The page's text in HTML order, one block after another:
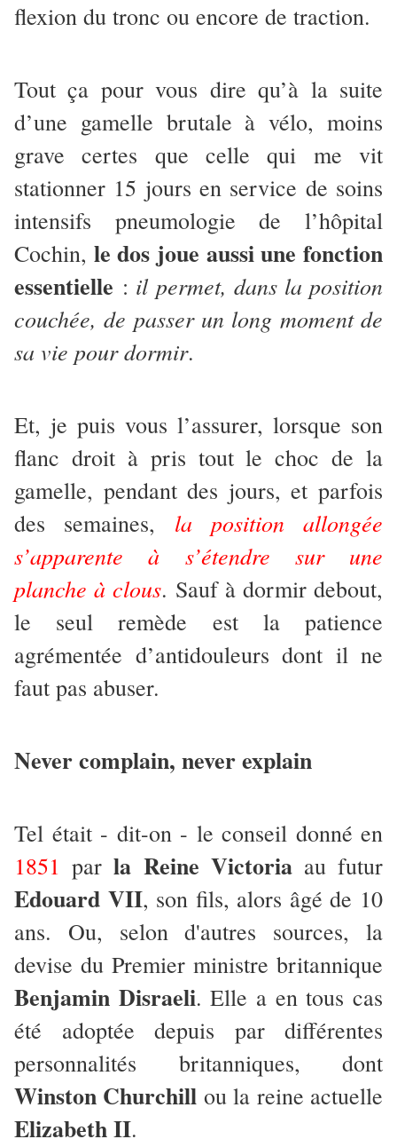
flexion du tronc ou encore de traction.
Tout ça pour vous dire qu’à la suite
d’une gamelle brutale à vélo, moins
grave certes que celle qui me vit
stationner 15 jours en service de soins
intensifs pneumologie de l’hôpital
Cochin, le dos joue aussi une fonction
essentielle : il permet, dans la position
couchée, de passer un long moment de
sa vie pour dormir.
Et, je puis vous l’assurer, lorsque son
flanc droit à pris tout le choc de la
gamelle, pendant des jours, et parfois
des semaines, la position allongée
s’apparente à s’étendre sur une
planche à clous. Sauf à dormir debout,
le seul remède est la patience
agrémentée d’antidouleurs dont il ne
faut pas abuser.
Never complain, never explain
Tel était - dit-on - le conseil donné en
1851 parla Reine Victoriaau futur
Edouard VII, son fils, alors âgé de 10
ans. Ou, selon d'autres sources, la
devise du Premier ministre britannique
Benjamin Disraeli. Elle a en tous cas
été adoptée depuis par différentes
personnalités britanniques, dont
Winston Churchill ou la reine actuelle
Elizabeth II.